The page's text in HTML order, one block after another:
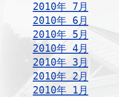
2010年 7月
2010年 6月
2010年 5月
2010年 4月
2010年 3月
2010年 2月
2010年 1月